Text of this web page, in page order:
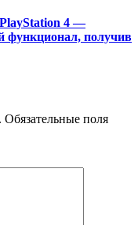
4 —
функционал, получив
Обязательные поля